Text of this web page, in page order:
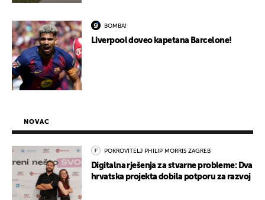
BOMBA!
Liverpool doveo kapetana Barcelone!
NOVAC
POKROVITELJ PHILIP MORRIS ZAGREB
Digitalna rješenja za stvarne probleme: Dva
hrvatska projekta dobila potporu za razvoj